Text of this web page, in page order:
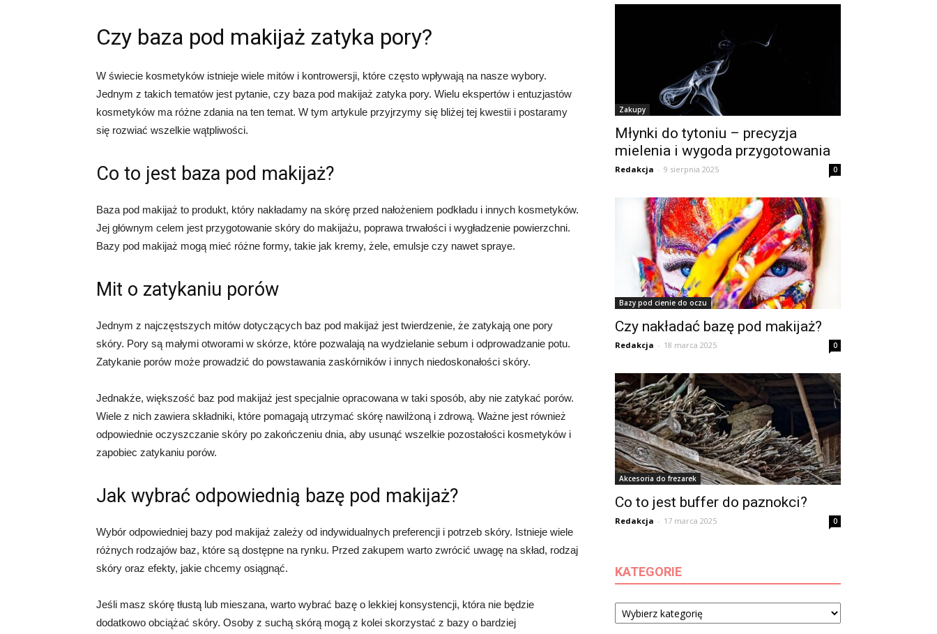
Czy baza pod makijaż zatyka pory?
W świecie kosmetyków istnieje wiele mitów i kontrowersji, które często wpływają na nasze wybory.
Jednym z takich tematów jest pytanie, czy baza pod makijaż zatyka pory. Wielu ekspertów i entuzjastów
kosmetyków ma różne zdania na ten temat. W tym artykule przyjrzymy się bliżej tej kwestii i postaramy
się rozwiać wszelkie wątpliwości.
Co to jest baza pod makijaż?
Baza pod makijaż to produkt, który nakładamy na skórę przed nałożeniem podkładu i innych kosmetyków.
Jej głównym celem jest przygotowanie skóry do makijażu, poprawa trwałości i wygładzenie powierzchni.
Bazy pod makijaż mogą mieć różne formy, takie jak kremy, żele, emulsje czy nawet spraye.
Mit o zatykaniu porów
Jednym z najczęstszych mitów dotyczących baz pod makijaż jest twierdzenie, że zatykają one pory
skóry. Pory są małymi otworami w skórze, które pozwalają na wydzielanie sebum i odprowadzanie potu.
Zatykanie porów może prowadzić do powstawania zaskórników i innych niedoskonałości skóry.
Jednakże, większość baz pod makijaż jest specjalnie opracowana w taki sposób, aby nie zatykać porów.
Wiele z nich zawiera składniki, które pomagają utrzymać skórę nawilżoną i zdrową. Ważne jest również
odpowiednie oczyszczanie skóry po zakończeniu dnia, aby usunąć wszelkie pozostałości kosmetyków i
zapobiec zatykaniu porów.
Jak wybrać odpowiednią bazę pod makijaż?
Wybór odpowiedniej bazy pod makijaż zależy od indywidualnych preferencji i potrzeb skóry. Istnieje wiele
różnych rodzajów baz, które są dostępne na rynku. Przed zakupem warto zwrócić uwagę na skład, rodzaj
skóry oraz efekty, jakie chcemy osiągnąć.
Jeśli masz skórę tłustą lub mieszana, warto wybrać bazę o lekkiej konsystencji, która nie będzie
dodatkowo obciążać skóry. Osoby z suchą skórą mogą z kolei skorzystać z bazy o bardziej
Zakupy
Młynki do tytoniu – precyzja
mielenia i wygoda przygotowania
Redakcja - 9 sierpnia 2025 0
Bazy pod cienie do oczu
Czy nakładać bazę pod makijaż?
Redakcja - 18 marca 2025 0
Akcesoria do frezarek
Co to jest buffer do paznokci?
Redakcja - 17 marca 2025 0
KATEGORIE
Kategorie